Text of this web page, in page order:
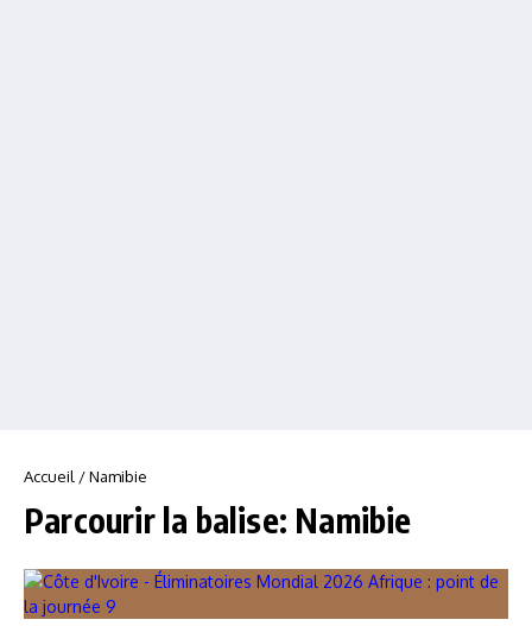
Accueil /Namibie
Parcourir la balise: Namibie